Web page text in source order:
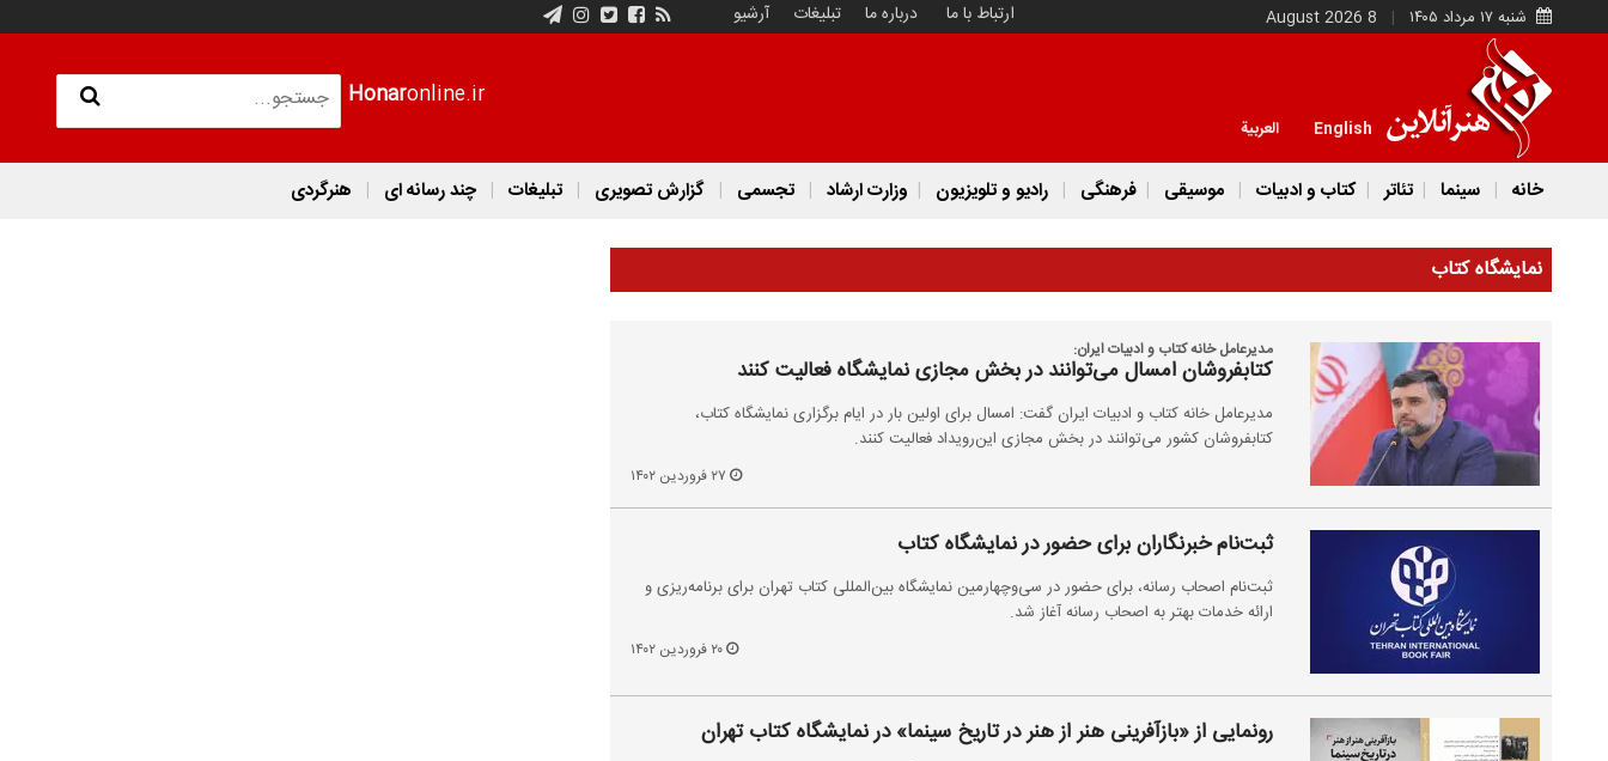
شنبه ۱۷ مرداد ۱۴۰۵ 8 August 2026 ارتباط با ما درباره ما تبلیغات آرشیو
Honaronline.ir
English العربية
خانه سینما تئاتر کتاب و ادبیات موسیقی فرهنگی رادیو و تلویزیون وزارت ارشاد تجسمی گزارش تصویری تبلیغات چند رسانه ای هنرگردی
نمایشگاه کتاب
مدیرعامل خانه کتاب و ادبیات ایران:
کتابفروشان امسال می‌توانند در بخش مجازی نمایشگاه فعالیت کنند
مدیرعامل خانه کتاب و ادبیات ایران گفت: امسال برای اولین بار در ایام برگزاری نمایشگاه کتاب،
کتابفروشان کشور می‌توانند در بخش مجازی این‌رویداد فعالیت کنند.
ثبت‌نام خبرنگاران برای حضور در نمایشگاه کتاب
ثبت‌نام اصحاب رسانه، برای حضور در سی‌وچهارمین نمایشگاه بین‌المللی کتاب تهران برای برنامه‌ریزی و
ارائه خدمات بهتر به اصحاب رسانه آغاز شد.
۲۰ فروردین ۱۴۰۲
رونمایی از «بازآفرینی هنر از هنر در تاریخ سینما» در نمایشگاه کتاب تهران